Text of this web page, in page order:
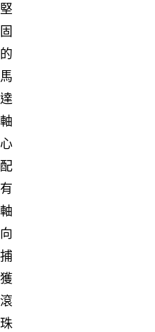
堅
固
的
馬
達
軸
心
配
有
軸
向
捕
獲
滾
珠